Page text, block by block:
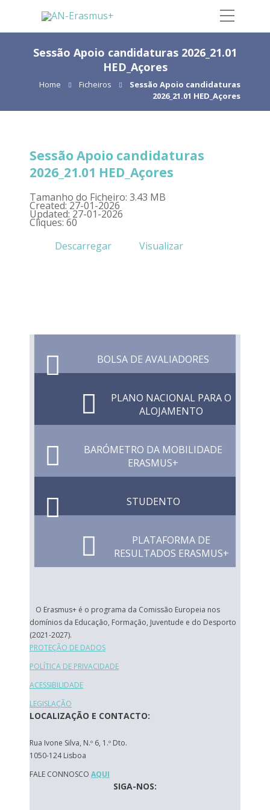
Sessão Apoio candidaturas 2026_21.01
HED_Açores
Home Ficheiros
Sessão Apoio candidaturas
2026_21.01 HED_Açores
Sessão Apoio candidaturas
2026_21.01 HED_Açores
Tamanho do Ficheiro: 3.43 MB
Created: 27-01-2026
Updated: 27-01-2026
Cliques: 60
Descarregar
Visualizar
BOLSA DE AVALIADORES
PLANO NACIONAL PARA O
ALOJAMENTO
BARÓMETRO DA MOBILIDADE
ERASMUS+
STUDENTO
PLATAFORMA DE
RESULTADOS ERASMUS+
O Erasmus+ é o programa da Comissão Europeia nos
domínios da Educação, Formação, Juventude e do Desporto
(2021-2027).
PROTEÇÃO DE DADOS
POLÍTICA DE PRIVACIDADE
ACESSIBILIDADE
LEGISLAÇÃO
LOCALIZAÇÃO E CONTACTO:
Rua Ivone Silva, N.º 6, 1.º Dto.
1050-124 Lisboa
FALE CONNOSCO AQUI
SIGA-NOS: